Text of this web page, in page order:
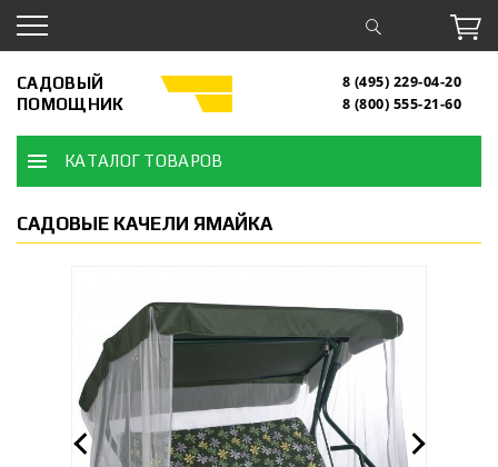
САДОВЫЙ
ПОМОЩНИК
8 (495) 229-04-20
8 (800) 555-21-60
КАТАЛОГ ТОВАРОВ
САДОВЫЕ КАЧЕЛИ ЯМАЙКА